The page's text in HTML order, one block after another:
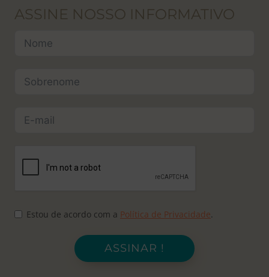
ASSINE NOSSO INFORMATIVO
Estou de acordo com a Política de Privacidade.
ASSINAR !